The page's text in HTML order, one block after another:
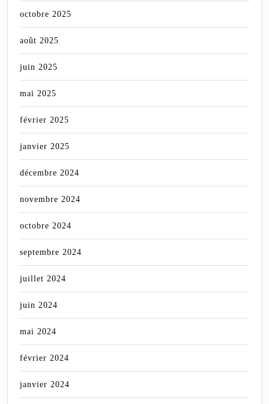
octobre 2025
août 2025
juin 2025
mai 2025
février 2025
janvier 2025
décembre 2024
novembre 2024
octobre 2024
septembre 2024
juillet 2024
juin 2024
mai 2024
février 2024
janvier 2024